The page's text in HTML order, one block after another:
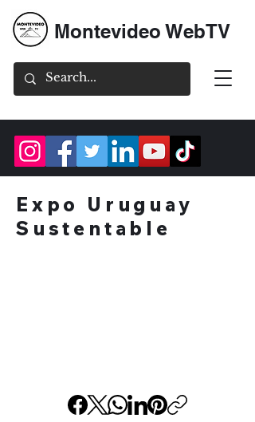
Montevideo WebTV
Expo Uruguay
Sustentable